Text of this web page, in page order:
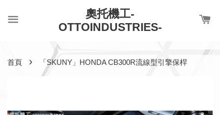
奧托機工-
OTTOINDUSTRIES-
首頁 › 「SKUNY」HONDA CB300R流線型引擎保桿